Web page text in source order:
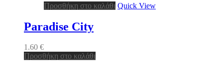
Προσθήκη στο καλάθι Quick View
Paradise City
1.60 €
Προσθήκη στο καλάθι